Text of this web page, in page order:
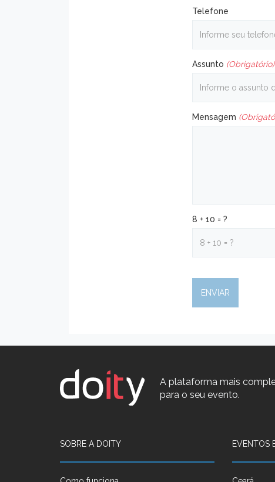
Telefone
Assunto (Obrigatório)
Mensagem
8 + 10 = ?
A plataforma mais
para o seu evento.
SOBRE A DOITY EVENTOS